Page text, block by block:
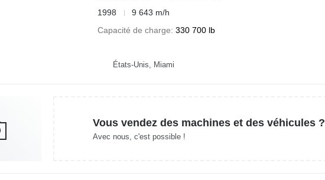
1998
9 643 m/h
Capacité de charge 330 700 lb
États-Unis, Miami
Vous vendez des machines et des véhicules ?
Avec nous, c'est possible !